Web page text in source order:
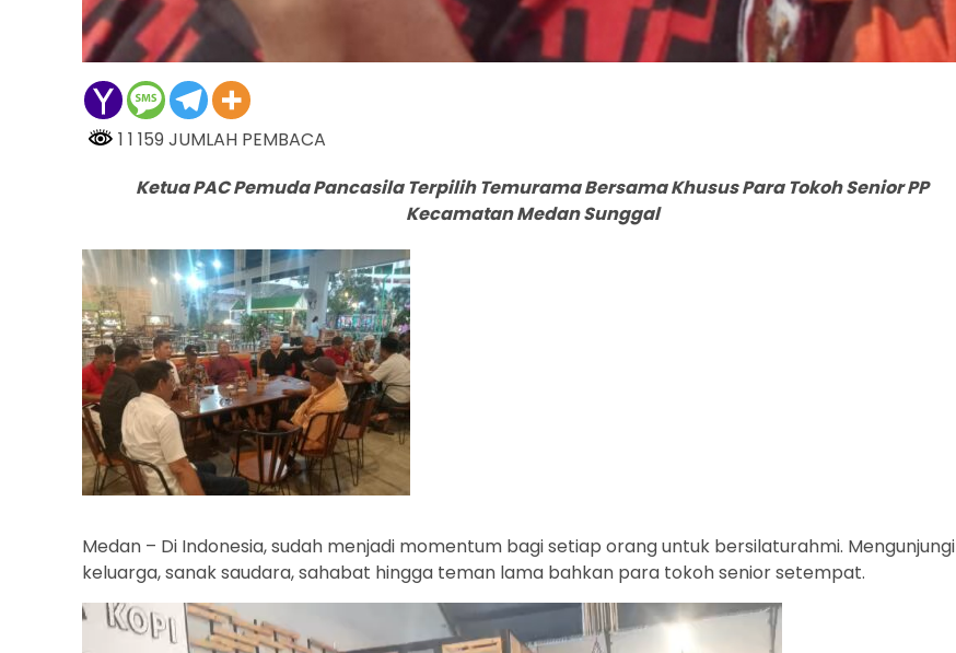
1 1 159 JUMLAH PEMBACA
Ketua PAC Pemuda Pancasila Terpilih Temurama Bersama Khusus Para Tokoh Senior PP
Kecamatan Medan Sunggal
Medan – Di Indonesia, sudah menjadi momentum bagi setiap orang untuk bersilaturahmi. Mengunjungi
keluarga, sanak saudara, sahabat hingga teman lama bahkan para tokoh senior setempat.
Pemutar